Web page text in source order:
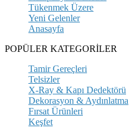
Tükenmek Üzere
Yeni Gelenler
Anasayfa
POPÜLER KATEGORİLER
Tamir Gereçleri
Telsizler
X-Ray & Kapı Dedektörü
Dekorasyon & Aydınlatma
Fırsat Ürünleri
Keşfet